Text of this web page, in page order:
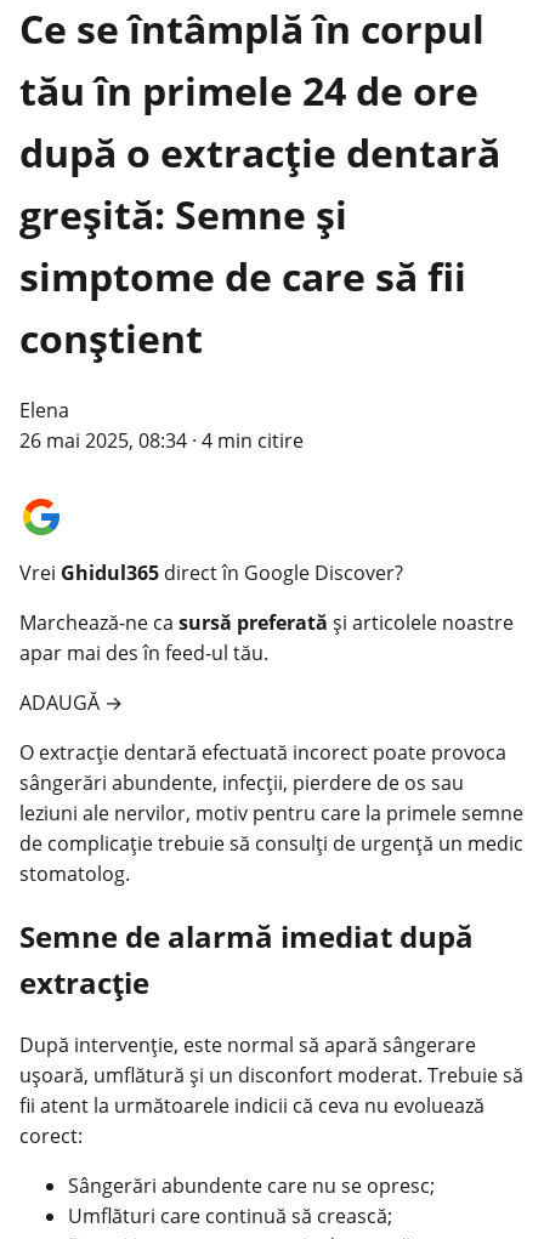
Ce se întâmplă în corpul
tău în primele 24 de ore
după o extracție dentară
greșită: Semne și
simptome de care să fii
conștient
Elena
26 mai 2025, 08:34 · 4 min citire
Vrei Ghidul365 direct în Google Discover?
Marchează-ne ca sursă preferată și articolele noastre
apar mai des în feed-ul tău.
ADAUGĂ →
O extracție dentară efectuată incorect poate provoca
sângerări abundente, infecții, pierdere de os sau
leziuni ale nervilor, motiv pentru care la primele semne
de complicație trebuie să consulţi de urgență un medic
stomatolog.
Semne de alarmă imediat după
extracție
După intervenție, este normal să apară sângerare
ușoară, umflătură și un disconfort moderat. Trebuie să
fii atent la următoarele indicii că ceva nu evoluează
corect:
Sângerări abundente care nu se opresc;
Umflături care continuă să crească;